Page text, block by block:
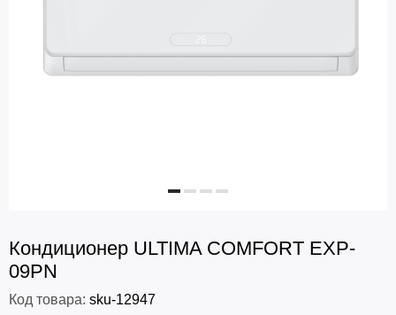
Кондиционер ULTIMA COMFORT EXP-
09PN
Код товара: sku-12947